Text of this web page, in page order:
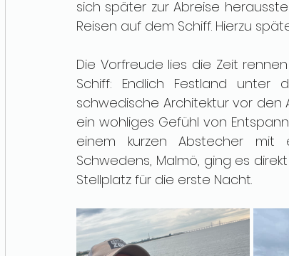
sich später zur Abreise
Reisen auf dem Schiff. Hierzu
Die Vorfreude lies die Zeit
Schiff: Endlich Festland unter
schwedische Architektur vor den
ein wohliges Gefühl von
einem kurzen Abstecher mit
Schwedens, Malmö, ging es
Stellplatz für die erste Nacht.